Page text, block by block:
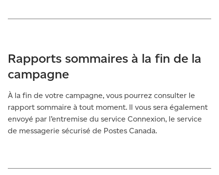
Rapports sommaires à la fin de la
campagne
À la fin de votre campagne, vous pourrez consulter le
rapport sommaire à tout moment. Il vous sera également
envoyé par l’entremise du service Connexion, le service
de messagerie sécurisé de Postes Canada.